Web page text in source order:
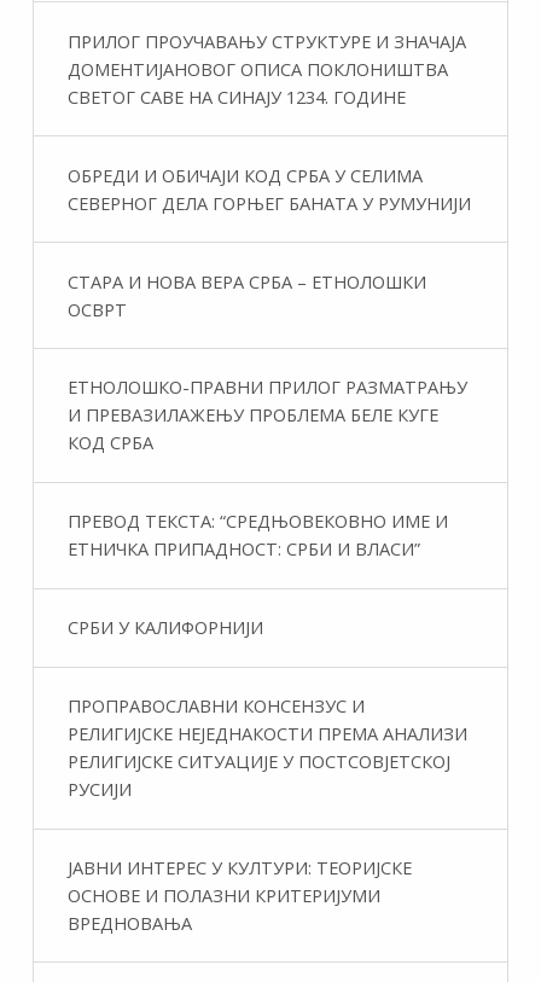
ПРИЛОГ ПРОУЧАВАЊУ СТРУКТУРЕ И ЗНАЧАЈА
ДОМЕНТИЈАНОВОГ ОПИСА ПОКЛОНИШТВА
СВЕТОГ САВЕ НА СИНАЈУ 1234. ГОДИНЕ
ОБРЕДИ И ОБИЧАЈИ КОД СРБА У СЕЛИМА
СЕВЕРНОГ ДЕЛА ГОРЊЕГ БАНАТА У РУМУНИЈИ
СТАРА И НОВА ВЕРА СРБА – ЕТНОЛОШКИ
ОСВРТ
ЕТНОЛОШКО-ПРАВНИ ПРИЛОГ РАЗМАТРАЊУ
И ПРЕВАЗИЛАЖЕЊУ ПРОБЛЕМА БЕЛЕ КУГЕ
КОД СРБА
ПРЕВОД ТЕКСТА: “СРЕДЊОВЕКОВНО ИМЕ И
ЕТНИЧКА ПРИПАДНОСТ: СРБИ И ВЛАСИ”
СРБИ У КАЛИФОРНИЈИ
ПРОПРАВОСЛАВНИ КОНСЕНЗУС И
РЕЛИГИЈСКЕ НЕЈЕДНАКОСТИ ПРЕМА АНАЛИЗИ
РЕЛИГИЈСКЕ СИТУАЦИЈЕ У ПОСТСОВЈЕТСКОЈ
РУСИЈИ
ЈАВНИ ИНТЕРЕС У КУЛТУРИ: ТЕОРИЈСКЕ
ОСНОВЕ И ПОЛАЗНИ КРИТЕРИЈУМИ
ВРЕДНОВАЊА